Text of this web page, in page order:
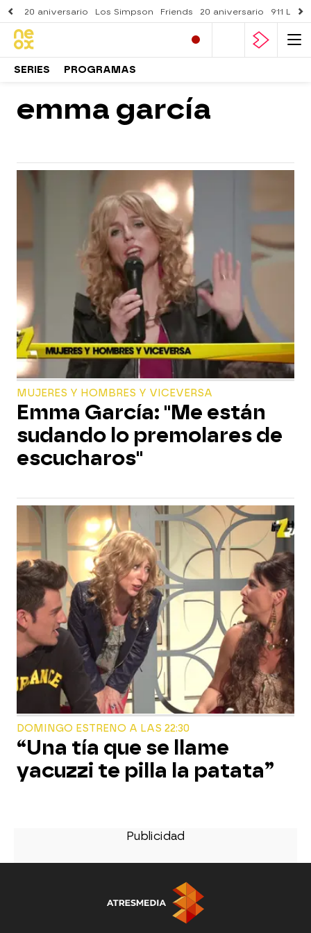
20 aniversario Los Simpson Friends 20 aniversario 911
SERIES PROGRAMAS
emma garcía
MUJERES Y HOMBRES Y VICEVERSA
Emma García: "Me están
sudando lo premolares de
escucharos"
DOMINGO ESTRENO A LAS 22:30
“Una tía que se llame
yacuzzi te pilla la patata”